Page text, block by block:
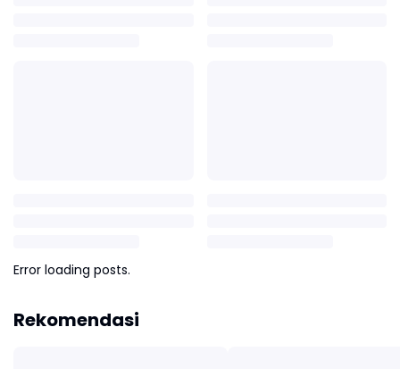
Error loading posts.
Rekomendasi